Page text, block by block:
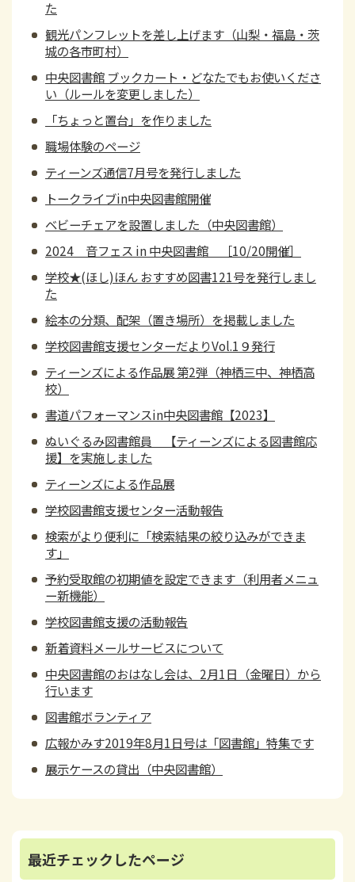
た
観光パンフレットを差し上げます（山梨・福島・茨
城の各市町村）
中央図書館 ブックカート・どなたでもお使いくださ
い（ルールを変更しました）
「ちょっと置台」を作りました
職場体験のページ
ティーンズ通信7月号を発行しました
トークライブin中央図書館開催
ベビーチェアを設置しました（中央図書館）
2024 音フェス in 中央図書館 ［10/20開催］
学校★(ほし)ほん おすすめ図書121号を発行しまし
た
絵本の分類、配架（置き場所）を掲載しました
学校図書館支援センターだよりVol.1９発行
ティーンズによる作品展 第2弾（神栖三中、神栖高
校）
書道パフォーマンスin中央図書館【2023】
ぬいぐるみ図書館員 【ティーンズによる図書館応
援】を実施しました
ティーンズによる作品展
学校図書館支援センター活動報告
検索がより便利に「検索結果の絞り込みができま
す」
予約受取館の初期値を設定できます（利用者メニュ
ー新機能）
学校図書館支援の活動報告
新着資料メールサービスについて
中央図書館のおはなし会は、2月1日（金曜日）から
行います
図書館ボランティア
広報かみす2019年8月1日号は「図書館」特集です
展示ケースの貸出（中央図書館）
最近チェックしたページ